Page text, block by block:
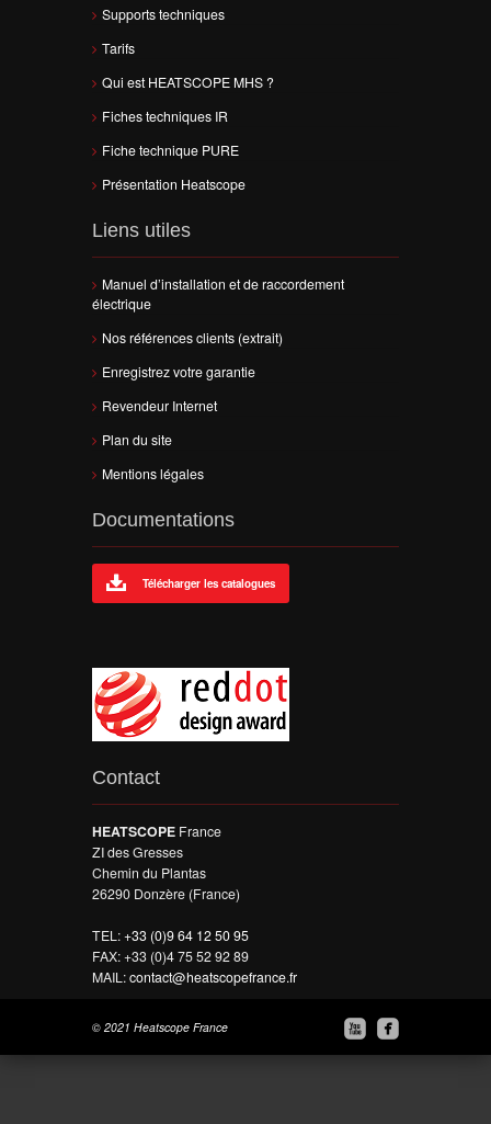
Supports techniques
Tarifs
Qui est HEATSCOPE MHS ?
Fiches techniques IR
Fiche technique PURE
Présentation Heatscope
Liens utiles
Manuel d’installation et de raccordement
électrique
Nos références clients (extrait)
Enregistrez votre garantie
Revendeur Internet
Plan du site
Mentions légales
Documentations
Télécharger les catalogues
Contact
HEATSCOPE France
ZI des Gresses
Chemin du Plantas
26290 Donzère (France)
TEL:+33 (0)9 64 12 50 95
FAX: +33 (0)4 75 52 92 89
MAIL:contact@heatscopefrance.fr


© 2021 Heatscope France